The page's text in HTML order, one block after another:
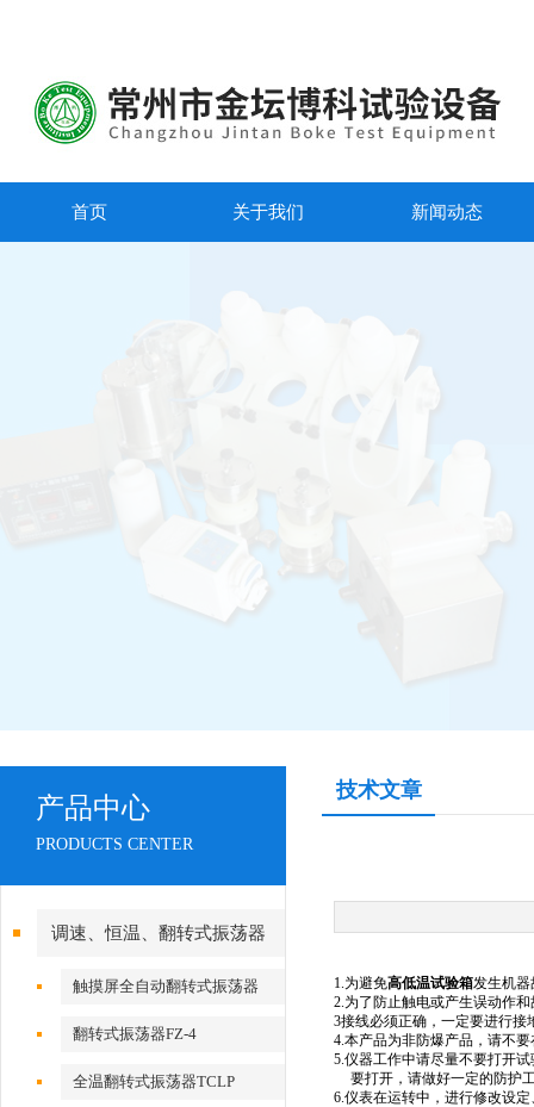
首页 关于我们 新闻动态
产品中心
PRODUCTS CENTER
调速、恒温、翻转式振荡器
触摸屏全自动翻转式振荡器
翻转式振荡器FZ-4
全温翻转式振荡器TCLP
技术文章
1.为避免高低温试验箱发生机器
2.为了防止触电或产生误动作
3接线必须正确，一定要进行接
4.本产品为非防爆产品，请不
5.仪器工作中请尽量不要打开
要打开，请做好一定的防护
6.仪表在运转中，进行修改设